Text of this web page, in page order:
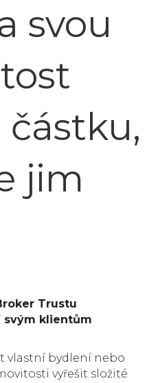
svou
jim
Trustu
svým klientům
vlastní bydlení nebo
vyřešit složité